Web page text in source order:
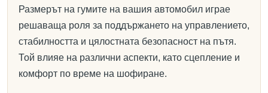
Размерът на гумите на вашия автомобил играе
решаваща роля за поддържането на управлението,
стабилността и цялостната безопасност на пътя.
Той влияе на различни аспекти, като сцепление и
комфорт по време на шофиране.